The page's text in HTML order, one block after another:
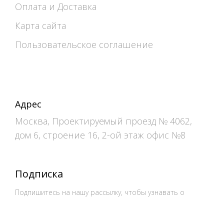
Оплата и Доставка
Карта сайта
Пользовательское соглашение
Адрес
Москва, Проектируемый проезд № 4062,
дом 6, строение 16, 2-ой этаж офис №8
Подписка
Подпишитесь на нашу рассылку, чтобы узнавать о